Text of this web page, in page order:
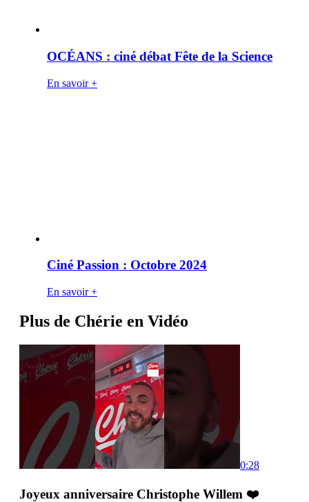
OCÉANS : ciné débat Fête de la Science
En savoir +
Ciné Passion : Octobre 2024
En savoir +
Plus de Chérie en Vidéo
0:28
Joyeux anniversaire Christophe Willem ❤️